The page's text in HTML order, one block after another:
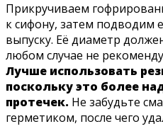
Прикручиваем
к сифону, затем подводим
выпуску. Её диаметр
любом случае не
Лучше использовать
поскольку это более
протечек. Не забудьте
герметиком, после чего